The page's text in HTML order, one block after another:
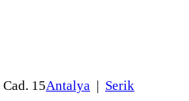
15Antalya Serik